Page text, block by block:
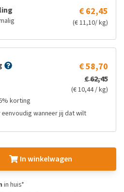
€ 62,45
(€ 11,10/ kg)
€ 58,70
€ 62,45
(€ 10,44 / kg)
korting
eenvoudig wanneer jij dat wilt
In winkelwagen
in huis*